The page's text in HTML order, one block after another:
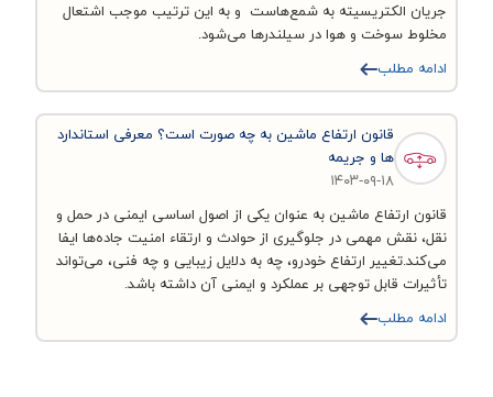
جریان الکتریسیته به شمع‌هاست و به این ترتیب موجب اشتعال
مخلوط سوخت و هوا در سیلندرها می‌شود.
ادامه مطلب
قانون ارتفاع ماشین به چه صورت است؟ معرفی استاندارد
ها و جریمه
۱۴۰۳-۰۹-۱۸
قانون ارتفاع ماشین به عنوان یکی از اصول اساسی ایمنی در حمل و
نقل، نقش مهمی در جلوگیری از حوادث و ارتقاء امنیت جاده‌ها ایفا
می‌کند.تغییر ارتفاع خودرو، چه به دلایل زیبایی و چه فنی، می‌تواند
تأثیرات قابل توجهی بر عملکرد و ایمنی آن داشته باشد.
ادامه مطلب